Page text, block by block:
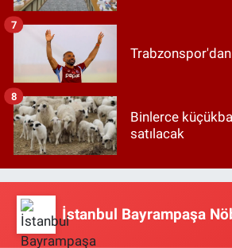
Trabzonspor'dan
7
Binlerce
satılacak
8
İstanbul Bayrampaşa